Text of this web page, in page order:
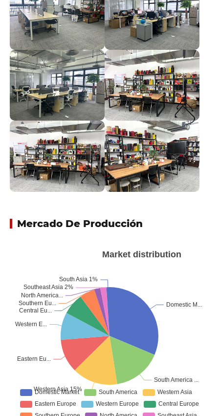
Mercado De Producción